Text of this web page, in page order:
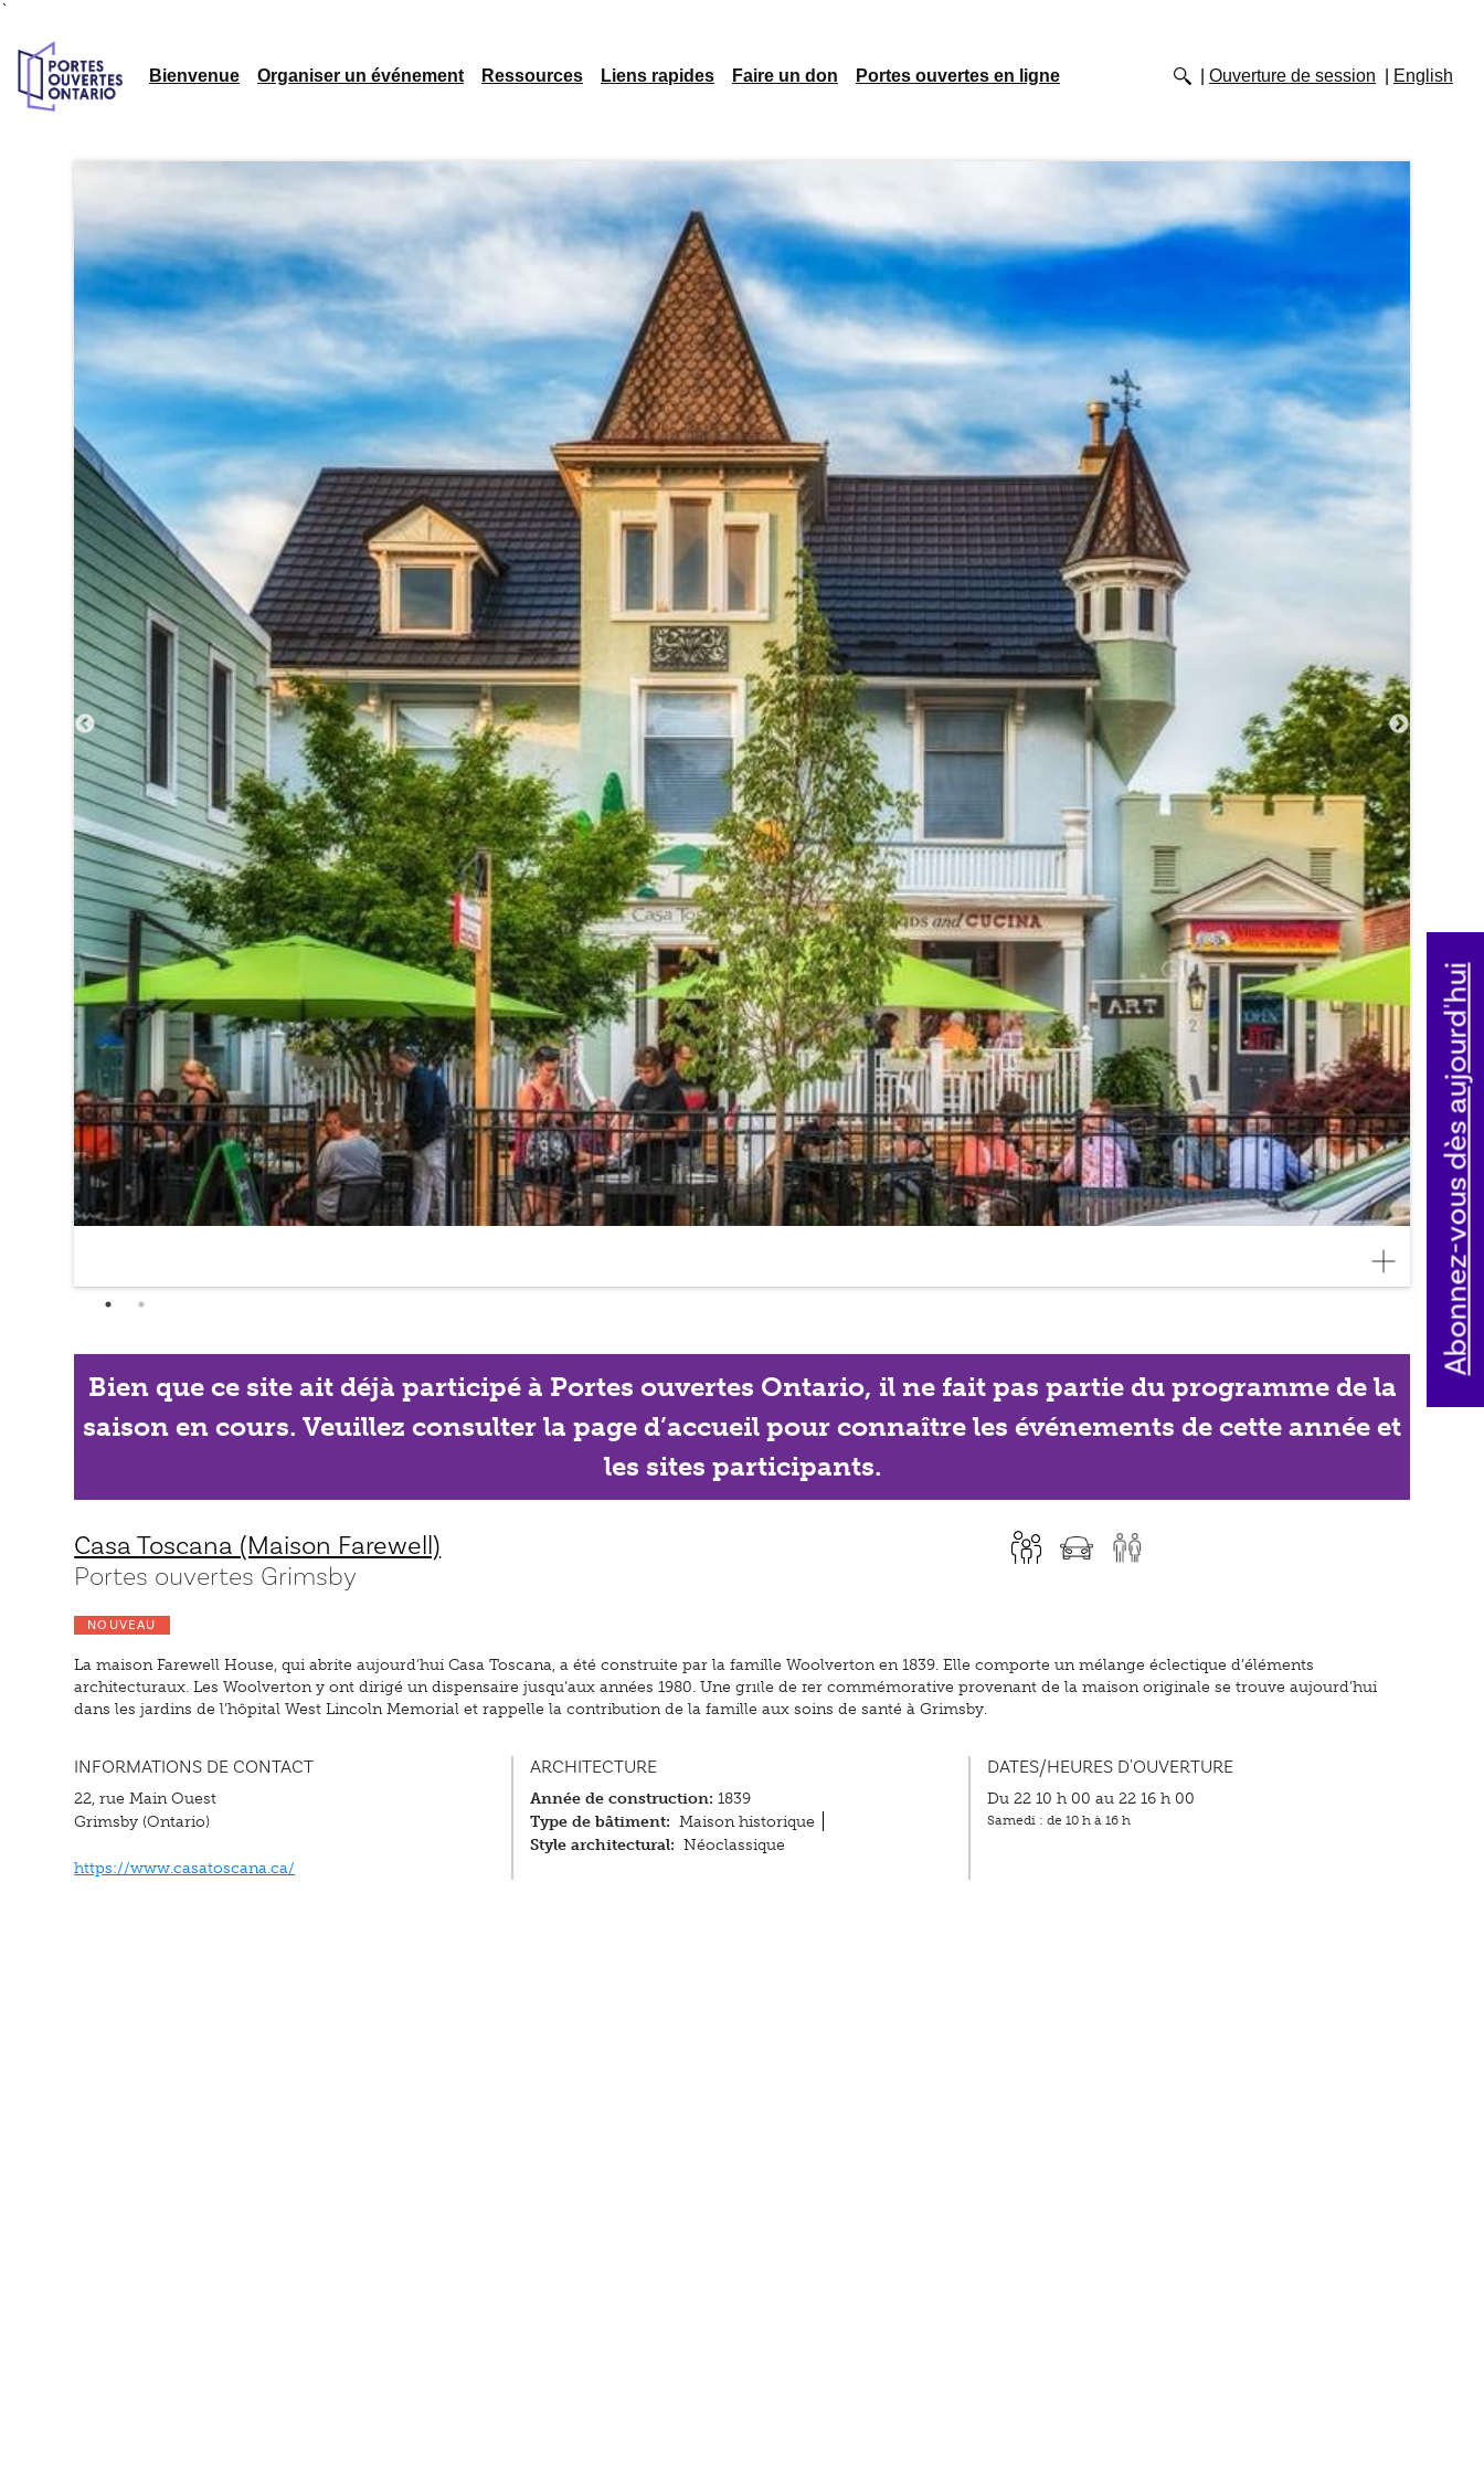
`
Bienvenue Organiser un événement Ressources Liens rapides Faire un don Portes ouvertes en ligne Ouverture de session English
Bien que ce site ait déjà participé à Portes ouvertes Ontario, il ne fait pas partie du programme de la
saison en cours. Veuillez consulter la page d’accueil pour connaître les événements de cette année et
les sites participants.
Casa Toscana (Maison Farewell)
Portes ouvertes Grimsby
NOUVEAU
La maison Farewell House, qui abrite aujourd’hui Casa Toscana, a été construite par la famille Woolverton en 1839. Elle comporte un mélange éclectique d’éléments
architecturaux. Les Woolverton y ont dirigé un dispensaire jusqu’aux années 1980. Une grille de fer commémorative provenant de la maison originale se trouve aujourd’hui
dans les jardins de l’hôpital West Lincoln Memorial et rappelle la contribution de la famille aux soins de santé à Grimsby.
INFORMATIONS DE CONTACT
22, rue Main Ouest
Grimsby (Ontario)
https://www.casatoscana.ca/
ARCHITECTURE
Année de construction: 1839
Type de bâtiment: Maison historique
Style architectural: Néoclassique
DATES/HEURES D'OUVERTURE
Du 22 10 h 00 au 22 16 h 00
Samedi : de 10 h à 16 h
Abonnez-vous dès aujourd'hui